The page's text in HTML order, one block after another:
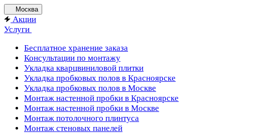
Москва
Акции
Услуги
Бесплатное хранение заказа
Консультации по монтажу
Укладка кварцвиниловой плитки
Укладка пробковых полов в Красноярске
Укладка пробковых полов в Москве
Монтаж настенной пробки в Красноярске
Монтаж настенной пробки в Москве
Монтаж потолочного плинтуса
Монтаж стеновых панелей